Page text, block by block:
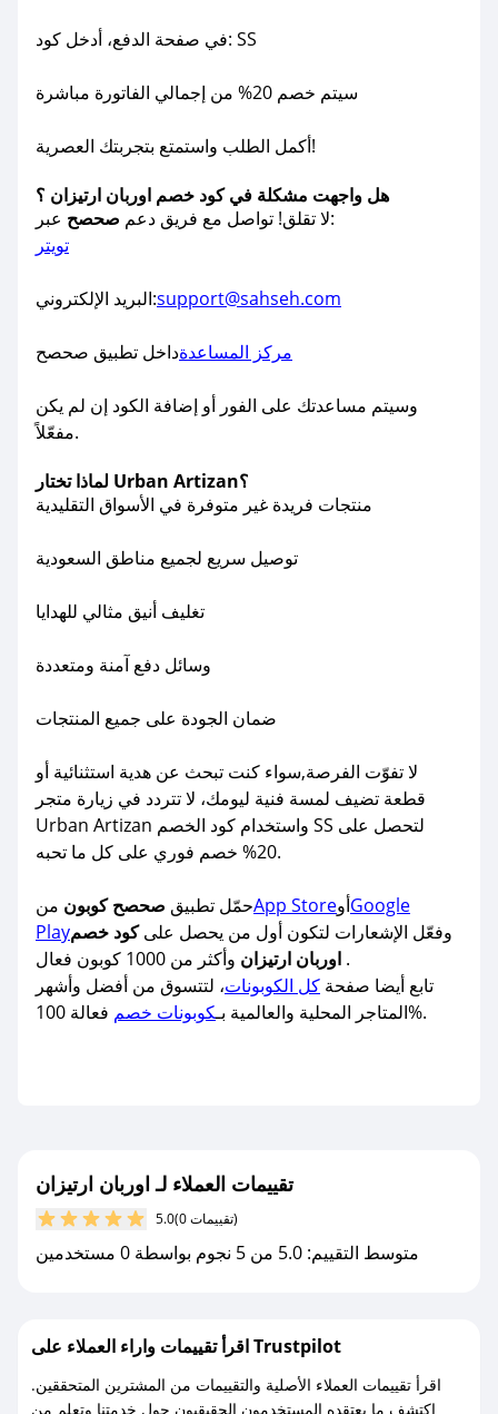
في صفحة الدفع، أدخل كود: SS
سيتم خصم 20% من إجمالي الفاتورة مباشرة
أكمل الطلب واستمتع بتجربتك العصرية!
هل واجهت مشكلة في كود خصم اوربان ارتيزان ؟
لا تقلق! تواصل مع فريق دعم صحصح
عبر:
تويتر
البريد الإلكتروني:support@sahseh.com
مركز المساعدةداخل تطبيق صحصح
وسيتم مساعدتك على الفور أو إضافة الكود إن لم يكن
مفعّلاً.
لماذا تختار Urban Artizan؟
منتجات فريدة غير متوفرة في الأسواق التقليدية
توصيل سريع لجميع مناطق السعودية
تغليف أنيق مثالي للهدايا
وسائل دفع آمنة ومتعددة
ضمان الجودة على جميع المنتجات
لا تفوّت الفرصة,سواء كنت تبحث عن هدية استثنائية أو
قطعة تضيف لمسة فنية ليومك، لا تتردد في زيارة متجر
Urban Artizan واستخدام كود الخصم SS لتحصل على
20% خصم فوري على كل ما تحبه.
حمّل تطبيق صحصح كوبون من App StoreأوGoogle
Play
وفعّل الإشعارات لتكون أول من يحصل علىكود خصم
اوربان ارتيزان وأكثر من 1000 كوبون فعال .
تابع أيضا صفحة كل الكوبونات، لتتسوق من أفضل وأشهر
المتاجر المحلية والعالمية بـكوبونات خصم فعالة 100%.
تقييمات العملاء لـ اوربان ارتيزان
5.0 (0 تقييمات)
متوسط التقييم: 5.0 من 5 نجوم بواسطة 0 مستخدمين
اقرأ تقييمات واراء العملاء على Trustpilot
اقرأ تقييمات العملاء الأصلية والتقييمات من المشترين المتحققين.
اكتشف ما يعتقده المستخدمون الحقيقيون حول خدمتنا وتعلم من